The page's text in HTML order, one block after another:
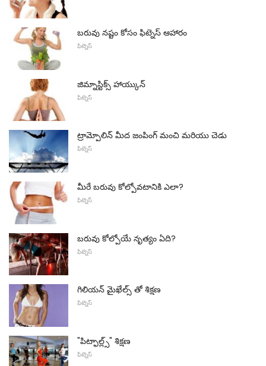
బరువు నష్టం కోసం ఫిట్నెస్ ఆహారం
ఫిట్నెస్
జిమ్నాస్టిక్స్ హాయ్కున్
ఫిట్నెస్
ట్రామ్పోలిన్ మీద జంపింగ్ మంచి మరియు చెడు
ఫిట్నెస్
మీరే బరువు కోల్పోవటానికి ఎలా?
ఫిట్నెస్
బరువు కోల్పోయే నృత్యం ఏది?
ఫిట్నెస్
గిలియన్ మైఖేల్స్ తో శిక్షణ
ఫిట్నెస్
"పిట్ఫాల్ల్స్" శిక్షణ
ఫిట్నెస్